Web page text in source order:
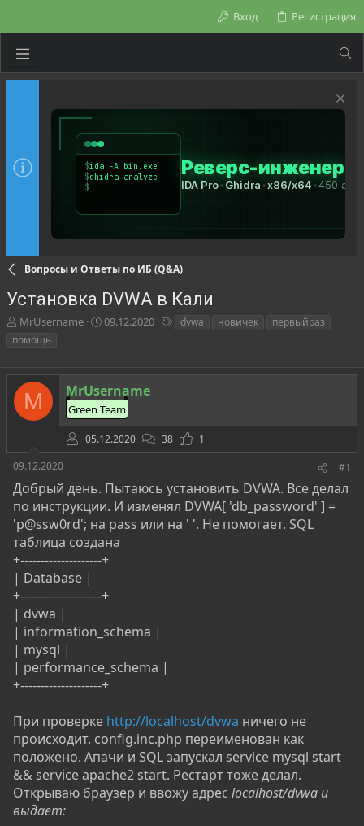
Вход Регистрация
Вопросы и Ответы по ИБ (Q&A)
Установка DVWA в Кали
А
в
о
р
м
MrUsername
Д
а
н
а
ч
а
л
а
09.12.2020
и
dvwa новичек
первыйраз
помощь
M MrUsername
Green Team
05.12.2020 38
1
09.12.2020
#1
Добрый день. Пытаюсь установить DVWA. Все делал
по инструкции. И изменял DVWA[ 'db_password' ] =
'p@ssw0rd'; на pass или на ' '. Не помогает. SQL
таблица создана
+--------------------+
| Database |
+--------------------+
| dvwa |
| information_schema |
| mysql |
| performance_schema |
+--------------------+
При проверке http://localhost/dvwa ничего не
происходит. config.inc.php переименован как
положено. Апачи и SQL запускал service mysql start
&& service apache2 start. Рестарт тоже делал.
Открываю браузер и ввожу адрес localhost/dvwa и
выдает: